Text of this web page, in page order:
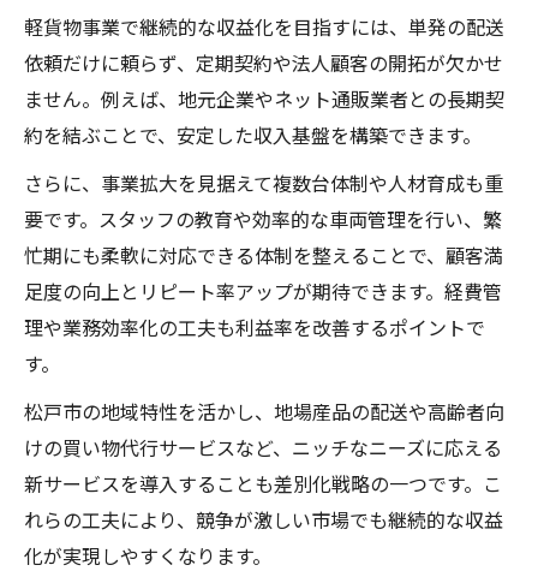
軽貨物事業で継続的な収益化を目指すには、単発の配送
依頼だけに頼らず、定期契約や法人顧客の開拓が欠かせ
ません。例えば、地元企業やネット通販業者との長期契
約を結ぶことで、安定した収入基盤を構築できます。
さらに、事業拡大を見据えて複数台体制や人材育成も重
要です。スタッフの教育や効率的な車両管理を行い、繁
忙期にも柔軟に対応できる体制を整えることで、顧客満
足度の向上とリピート率アップが期待できます。経費管
理や業務効率化の工夫も利益率を改善するポイントで
す。
松戸市の地域特性を活かし、地場産品の配送や高齢者向
けの買い物代行サービスなど、ニッチなニーズに応える
新サービスを導入することも差別化戦略の一つです。こ
れらの工夫により、競争が激しい市場でも継続的な収益
化が実現しやすくなります。